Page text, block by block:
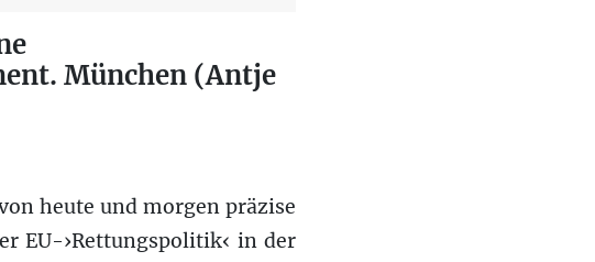
München (Antje
heute und morgen präzise
EU-›Rettungspolitik‹ in der